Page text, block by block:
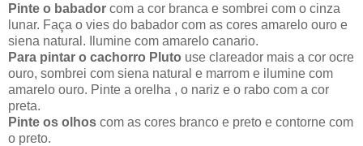
Pinte o babador com a cor branca e sombrei com o cinza
lunar. Faça o vies do babador com as cores amarelo ouro e
siena natural. Ilumine com amarelo canario.
Para pintar o cachorro Pluto use clareador mais a cor ocre
ouro, sombrei com siena natural e marrom e ilumine com
amarelo ouro. Pinte a orelha , o nariz e o rabo com a cor
preta.
Pinte os olhos com as cores branco e preto e contorne com
o preto.